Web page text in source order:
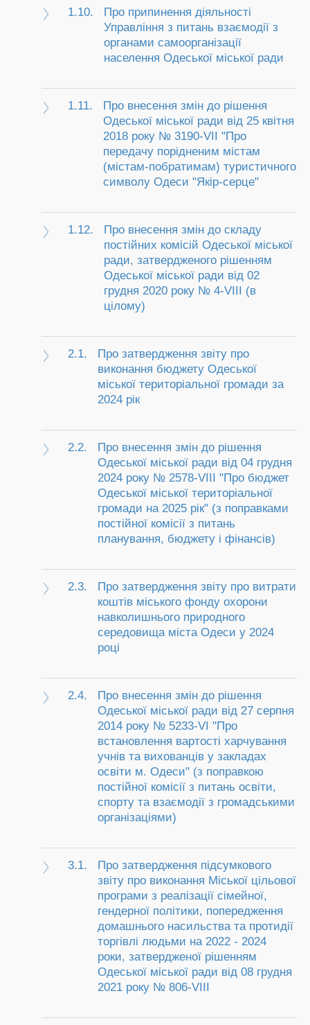
1.10.
Про припинення діяльності
Управління з питань взаємодії з
органами самоорганізації
населення Одеської міської ради
1.11.
Про внесення змін до рішення
Одеської міської ради від 25 квітня
2018 року № 3190-VII "Про
передачу порідненим містам
(містам-побратимам) туристичного
символу Одеси "Якір-серце"
1.12.
Про внесення змін до складу
постійних комісій Одеської міської
ради, затвердженого рішенням
Одеської міської ради від 02
грудня 2020 року № 4-VIII (в
цілому)
2.1.
Про затвердження звіту про
виконання бюджету Одеської
міської територіальної громади за
2024 рік
2.2.
Про внесення змін до рішення
Одеської міської ради від 04 грудня
2024 року № 2578-VIII "Про бюджет
Одеської міської територіальної
громади на 2025 рік" (з поправками
постійної комісії з питань
планування, бюджету і фінансів)
2.3.
Про затвердження звіту про витрати
коштів міського фонду охорони
навколишнього природного
середовища міста Одеси у 2024
році
2.4.
Про внесення змін до рішення
Одеської міської ради від 27 серпня
2014 року № 5233-VI "Про
встановлення вартості харчування
учнів та вихованців у закладах
освіти м. Одеси" (з поправкою
постійної комісії з питань освіти,
спорту та взаємодії з громадськими
організаціями)
3.1.
Про затвердження підсумкового
звіту про виконання Міської цільової
програми з реалізації сімейної,
гендерної політики, попередження
домашнього насильства та протидії
торгівлі людьми на 2022 - 2024
роки, затвердженої рішенням
Одеської міської ради від 08 грудня
2021 року № 806-VІII